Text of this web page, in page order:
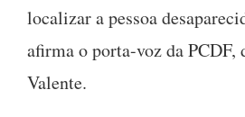
localizar a pessoa
afirma o porta-voz da PCDF,
Valente.